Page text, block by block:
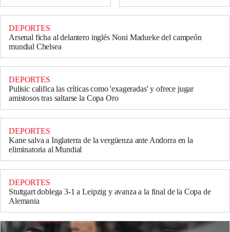
DEPORTES
Arsenal ficha al delantero inglés Noni Madueke del campeón
mundial Chelsea
DEPORTES
Pulisic califica las críticas como 'exageradas' y ofrece jugar
amistosos tras saltarse la Copa Oro
DEPORTES
Kane salva a Inglaterra de la vergüenza ante Andorra en la
eliminatoria al Mundial
DEPORTES
Stuttgart doblega 3-1 a Leipzig y avanza a la final de la Copa de
Alemania